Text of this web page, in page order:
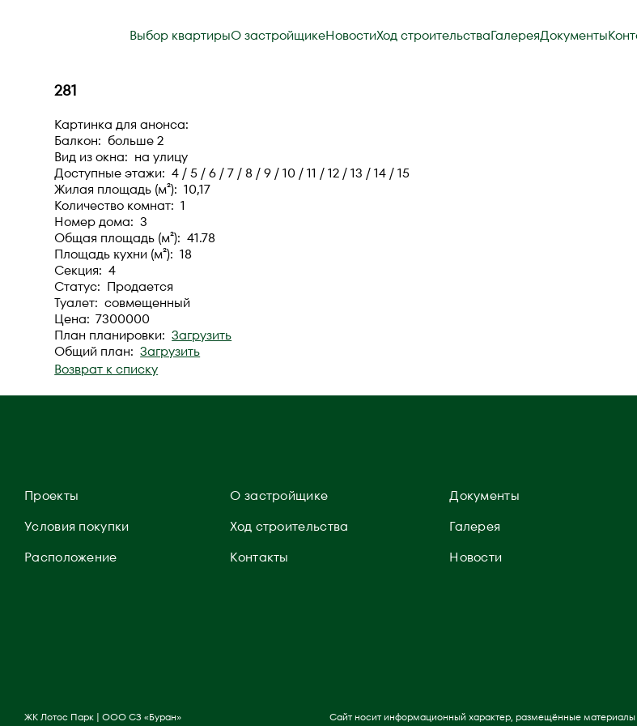
Выбор квартирыО застройщикеНовостиХод строительстваГалереяДокументы
281
Картинка для анонса:
Балкон: больше 2
Вид из окна: на улицу
Доступные этажи: 4 / 5 / 6 / 7 / 8 / 9 / 10 / 11 / 12 / 13 / 14 / 15
Жилая площадь (м²): 10,17
Количество комнат: 1
Номер дома: 3
Общая площадь (м²): 41.78
Площадь ĸухни (м²): 18
Секция: 4
Статус: Продается
Туалет: совмещенный
Цена: 7300000
План планировки:Загрузить
Общий план:Загрузить
Возврат к списку
Проекты
Условия покупки
Расположение
О застройщике
Ход строительства
Контакты
Документы
Галерея
Новости
ЖК Лотос Парк | ООО СЗ «Буран» Сайт носит информационный характер, размещённые материалы